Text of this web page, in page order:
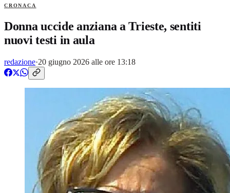
CRONACA
Donna uccide anziana a Trieste, sentiti
nuovi testi in aula
redazione·20 giugno 2026 alle ore 13:18